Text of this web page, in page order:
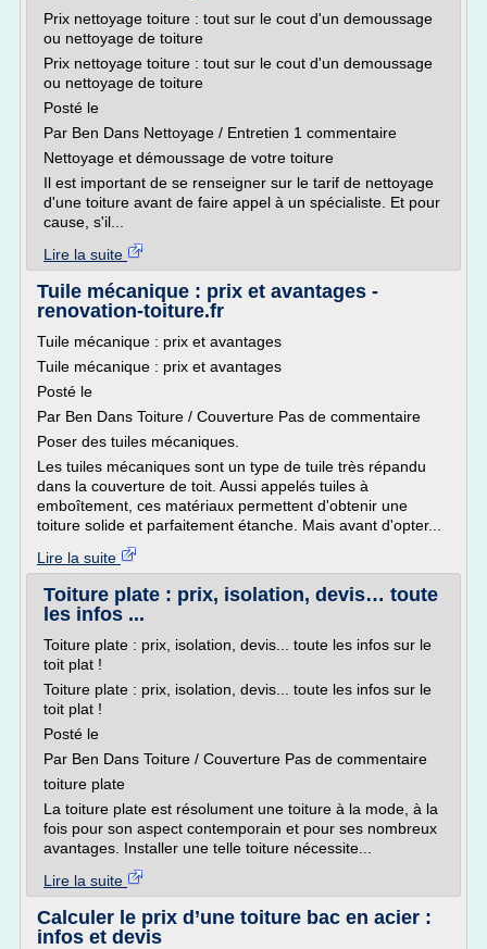
Prix nettoyage toiture : tout sur le cout d'un demoussage
ou nettoyage de toiture
Prix nettoyage toiture : tout sur le cout d'un demoussage
ou nettoyage de toiture
Posté le
Par Ben Dans Nettoyage / Entretien 1 commentaire
Nettoyage et démoussage de votre toiture
Il est important de se renseigner sur le tarif de nettoyage
d'une toiture avant de faire appel à un spécialiste. Et pour
cause, s'il...
Lire la suite
Tuile mécanique : prix et avantages -
renovation-toiture.fr
Tuile mécanique : prix et avantages
Tuile mécanique : prix et avantages
Posté le
Par Ben Dans Toiture / Couverture Pas de commentaire
Poser des tuiles mécaniques.
Les tuiles mécaniques sont un type de tuile très répandu
dans la couverture de toit. Aussi appelés tuiles à
emboîtement, ces matériaux permettent d'obtenir une
toiture solide et parfaitement étanche. Mais avant d'opter...
Lire la suite
Toiture plate : prix, isolation, devis… toute
les infos ...
Toiture plate : prix, isolation, devis... toute les infos sur le
toit plat !
Toiture plate : prix, isolation, devis... toute les infos sur le
toit plat !
Posté le
Par Ben Dans Toiture / Couverture Pas de commentaire
toiture plate
La toiture plate est résolument une toiture à la mode, à la
fois pour son aspect contemporain et pour ses nombreux
avantages. Installer une telle toiture nécessite...
Lire la suite
Calculer le prix d’une toiture bac en acier :
infos et devis